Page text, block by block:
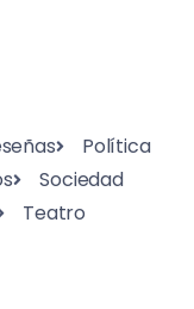
Política
Sociedad
Teatro